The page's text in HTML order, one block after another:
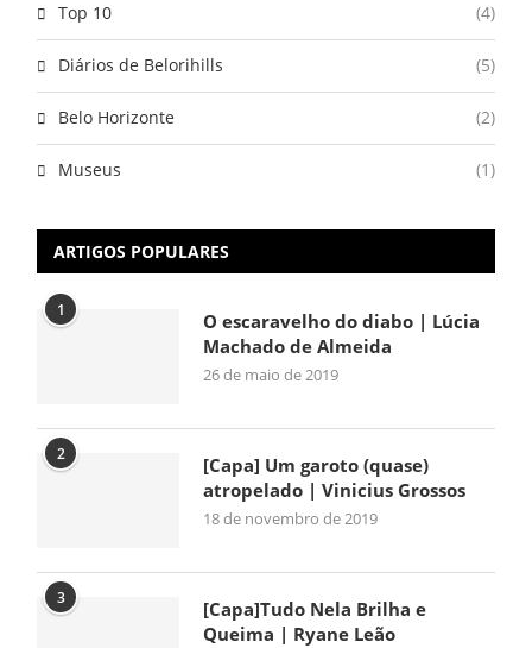
Top 10 (4)
Diários de Belorihills (5)
Belo Horizonte (2)
Museus (1)
ARTIGOS POPULARES
1
O escaravelho do diabo | Lúcia
Machado de Almeida
26 de maio de 2019
2
[Capa] Um garoto (quase)
atropelado | Vinicius Grossos
18 de novembro de 2019
3
[Capa]Tudo Nela Brilha e
Queima | Ryane Leão